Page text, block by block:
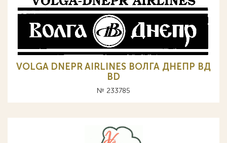
VOLGA DNEPR AIRLINES ВОЛГА ДНЕПР ВД
BD
№ 233785